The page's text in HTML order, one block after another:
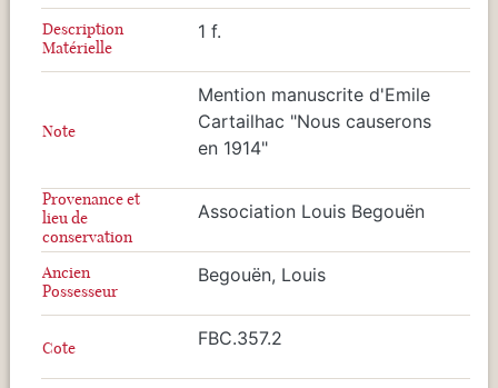
Description
Matérielle
1 f.
Note
Mention manuscrite d'Emile
Cartailhac "Nous causerons
en 1914"
Provenance et
lieu de
conservation
Association Louis Begouën
Ancien
Possesseur
Begouën, Louis
Cote FBC.357.2